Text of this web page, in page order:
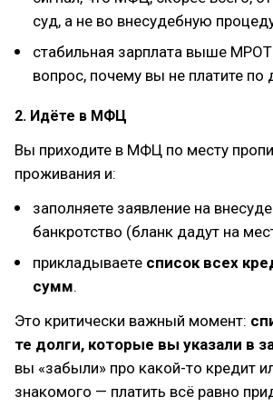
суд, а не во внесудебную
стабильная зарплата выше
вопрос, почему вы не платите по
2. Идёте в МФЦ
Вы приходите в МФЦ по месту
проживания и:
заполняете заявление на
банкротство (бланк дадут на
прикладываете список всех
сумм.
Это критически важный момент:
те долги, которые вы указали в
вы «забыли» про какой-то кредит
знакомого — платить всё равно